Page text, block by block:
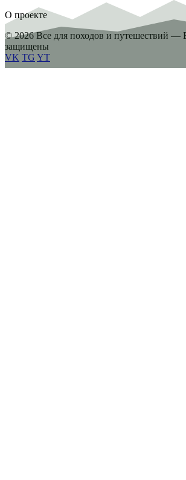
О проекте
© 2026 Все для походов и путешествий —
защищены
VK TG YT